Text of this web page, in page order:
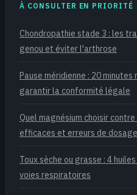
À CONSULTER EN PRIORITÉ
Chondropathie stade 3 : les
genou et éviter l'arthrose
Pause méridienne : 20
garantir la conformité légale
Quel magnésium choisir
efficaces et erreurs de dosage
Toux sèche ou grasse : 4
voies respiratoires